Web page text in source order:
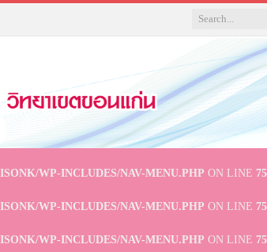
WP-INCLUDES/NAV-MENU.PHP ON LINE
WP-INCLUDES/NAV-MENU.PHP ON LINE
WP-INCLUDES/NAV-MENU.PHP ON LINE